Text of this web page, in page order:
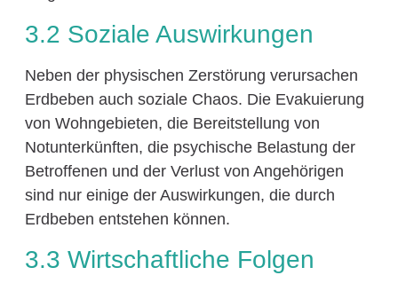
3.2 Soziale Auswirkungen
Neben der physischen Zerstörung verursachen
Erdbeben auch soziale Chaos. Die Evakuierung
von Wohngebieten, die Bereitstellung von
Notunterkünften, die psychische Belastung der
Betroffenen und der Verlust von Angehörigen
sind nur einige der Auswirkungen, die durch
Erdbeben entstehen können.
3.3 Wirtschaftliche Folgen